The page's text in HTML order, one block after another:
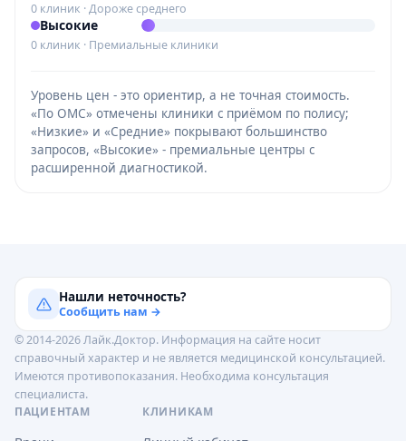
0 клиник · Дороже среднего
Высокие
0 клиник · Премиальные клиники
Уровень цен - это ориентир, а не точная стоимость.
«По ОМС» отмечены клиники с приёмом по полису;
«Низкие» и «Средние» покрывают большинство
запросов, «Высокие» - премиальные центры с
расширенной диагностикой.
Нашли неточность?
Сообщить нам →
© 2014-2026 Лайк.Доктор. Информация на сайте носит
справочный характер и не является медицинской консультацией.
Имеются противопоказания. Необходима консультация
специалиста.
ПАЦИЕНТАМ
КЛИНИКАМ